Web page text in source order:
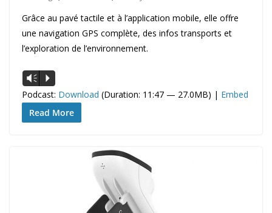
Grâce au pavé tactile et à l’application mobile, elle offre
une navigation GPS complète, des infos transports et
l’exploration de l’environnement.
Lecteur
audio
Vm P
Podcast: Download (Duration: 11:47 — 27.0MB) | Embed
Read More